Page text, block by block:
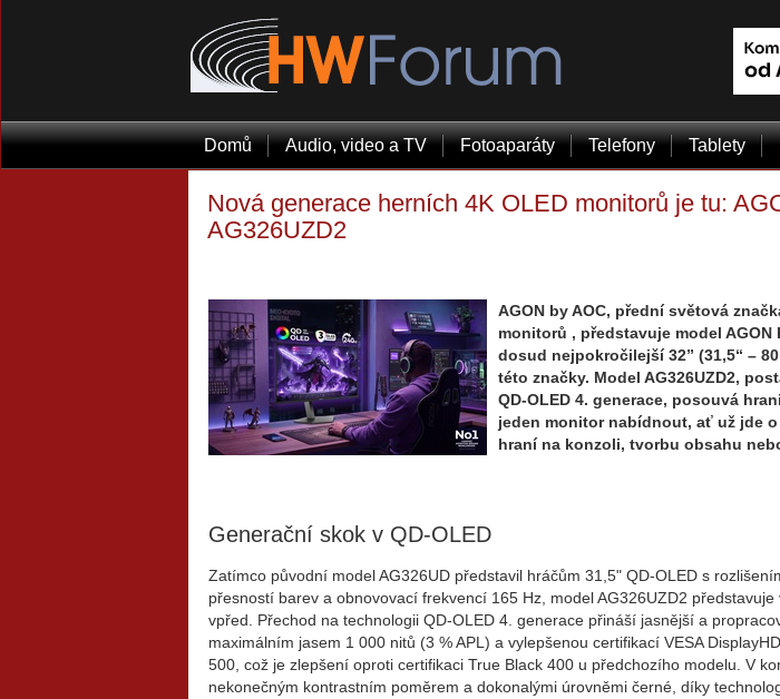
Domů Audio, video a TV Fotoaparáty Telefony Tablety
Nová generace herních 4K OLED monitorů je tu:
AG326UZD2
AGON by AOC, přední světová
monitorů , představuje model AGON
dosud nejpokročilejší 32” (31,5“ –
této značky. Model AG326UZD2,
QD-OLED 4. generace, posouvá
jeden monitor nabídnout, ať už jde
hraní na konzoli, tvorbu obsahu
Generační skok v QD-OLED
Zatímco původní model AG326UD představil hráčům 31,5" QD-OLED s
přesností barev a obnovovací frekvencí 165 Hz, model AG326UZD2 představuje
vpřed. Přechod na technologii QD-OLED 4. generace přináší jasnější a
maximálním jasem 1 000 nitů (3 % APL) a vylepšenou certifikací VESA
500, což je zlepšení oproti certifikaci True Black 400 u předchozího modelu. V
nekonečným kontrastním poměrem a dokonalými úrovněmi černé, díky